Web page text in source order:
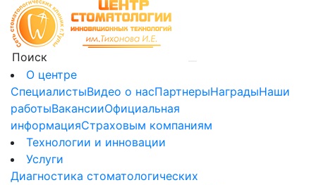
О центре
СпециалистыВидео о насПартнерыНаградыНаши
работыВакансииОфициальная
информацияСтраховым компаниям
Технологии и инновации
Услуги
Диагностика стоматологических